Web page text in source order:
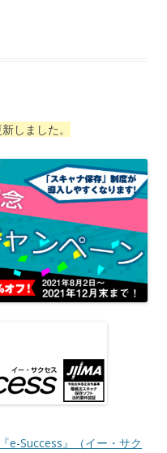
しました。
e-Success』（イー・サク